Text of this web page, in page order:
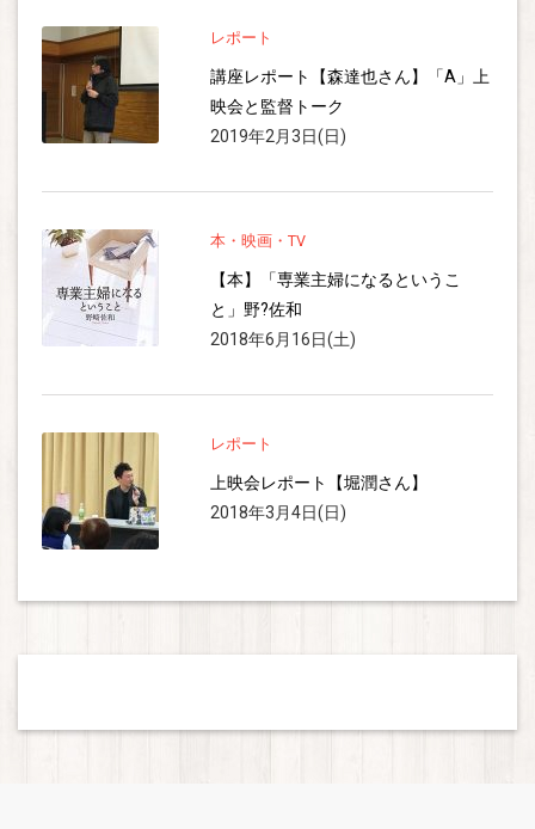
レポート
講座レポート【森達也さん】「A」上
映会と監督トーク
2019年2月3日(日)
本・映画・TV
【本】「専業主婦になるというこ
と」野?佐和
2018年6月16日(土)
レポート
上映会レポート【堀潤さん】
2018年3月4日(日)